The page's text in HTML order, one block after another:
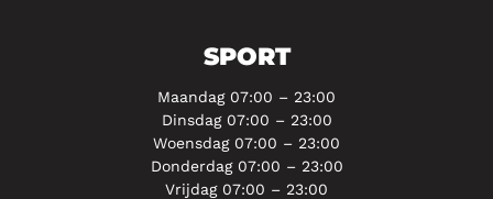
SPORT
Maandag 07:00 – 23:00
Dinsdag 07:00 – 23:00
Woensdag 07:00 – 23:00
Donderdag 07:00 – 23:00
Vrijdag 07:00 – 23:00